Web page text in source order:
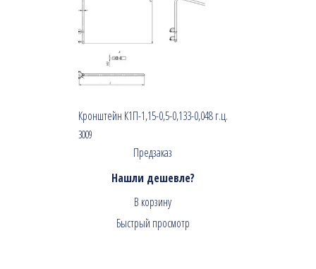
Кронштейн К1П-1,15-0,5-0,133-0,048 г.ц.
3009
Предзаказ
Нашли дешевле?
В корзину
Быстрый просмотр